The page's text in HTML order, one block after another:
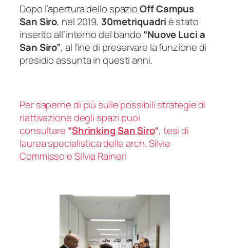
Dopo l’apertura dello spazioOff Campus
San Siro, nel 2019, 30metriquadriè stato
inserito all’interno del bando “Nuove Luci a
San Siro”, al fine di preservare la funzione di
presidio assunta in questi anni.
Per saperne di più sulle possibili strategie di
riattivazione degli spazi puoi
consultare “Shrinking San Siro“, tesi di
laurea specialistica delle arch. Silvia
Commisso e Silvia Raineri